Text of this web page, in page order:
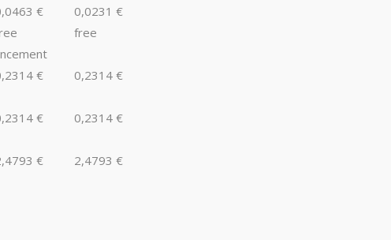
€
0,0231 €
free
€ 0,2314 €
€ 0,2314 €
€
2,4793 €